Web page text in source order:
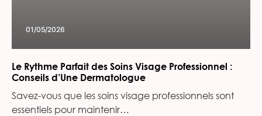
01/05/2026
Le Rythme Parfait des Soins Visage Professionnel :
Conseils d’Une Dermatologue
Savez-vous que les soins visage professionnels sont
essentiels pour maintenir…